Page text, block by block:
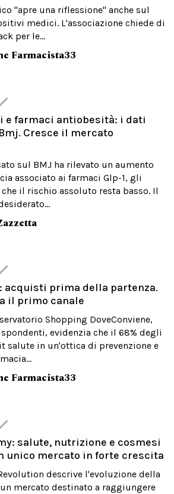
"apre una riflessione" anche sul
medici. L'associazione chiede di
per le...
Farmacista33
e farmaci antiobesità: i dati
Cresce il mercato
sul BMJ ha rilevato un aumento
associato ai farmaci Glp-1, gli
il rischio assoluto resta basso. Il
acquisti prima della partenza.
il primo canale
Shopping DoveConviene,
evidenzia che il 68% degli
salute in un'ottica di prevenzione e
Farmacista33
salute, nutrizione e cosmesi
unico mercato in forte crescita
descrive l'evoluzione della
mercato destinato a raggiungere